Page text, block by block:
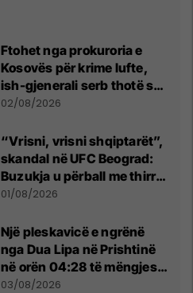
Ftohet nga prokuroria e
Kosovës për krime lufte,
ish-gjenerali serb thotë se
dikush e tradhtoi në
02/08/2026
“Vrisni, vrisni shqiptarët”,
skandal në UFC Beograd:
Buzukja u përball me thirrje
anti-shqiptare nga
01/08/2026
Një pleskavicë e ngrënë
nga Dua Lipa në Prishtinë
në orën 04:28 të mëngjesit
- dhe bota digjitale serbe
03/08/2026